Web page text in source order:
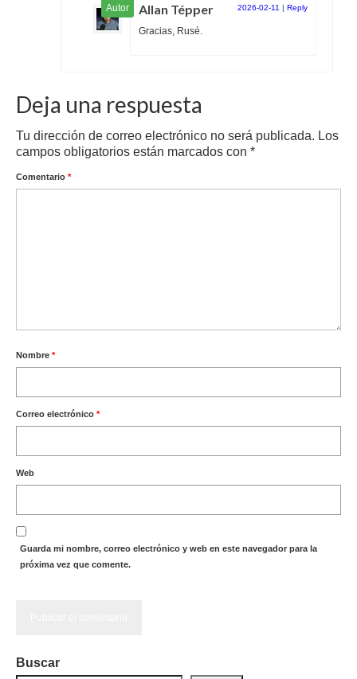
Allan Tépper 2026-02-11 | Reply
Gracias, Rusé.
Deja una respuesta
Tu dirección de correo electrónico no será publicada. Los
campos obligatorios están marcados con *
Comentario *
Nombre *
Correo electrónico *
Web
Guarda mi nombre, correo electrónico y web en este navegador para la
próxima vez que comente.
Buscar